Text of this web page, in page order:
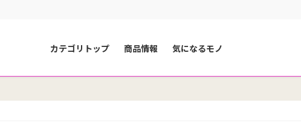
カテゴリトップ 商品情報 気になるモノ